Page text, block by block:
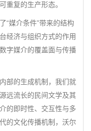
重复的生产形态。
媒介条件”带来的结构
经济与组织方式的作用
字媒介的覆盖面与传播
的生成机制，我们就
远流长的民间文学及其
的即时性、交互性与多
的文化传播机制，沃尔